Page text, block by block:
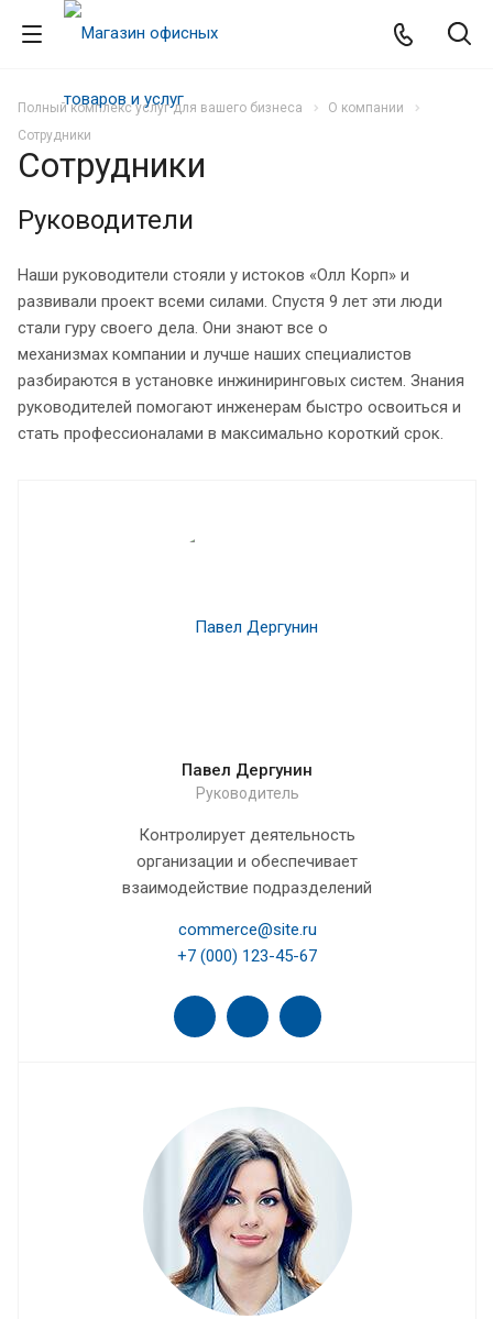
Полный комплекс услуг для вашего бизнеса
О компании
Сотрудники
Сотрудники
Руководители
Наши руководители стояли у истоков «Олл Корп» и
развивали проект всеми силами. Спустя 9 лет эти люди
стали гуру своего дела. Они знают все о
механизмах компании и лучше наших специалистов
разбираются в установке инжиниринговых систем. Знания
руководителей помогают инженерам быстро освоиться и
стать профессионалами в максимально короткий срок.
Павел Дергунин
Руководитель
Контролирует деятельность
организации и обеспечивает
взаимодействие подразделений
commerce@site.ru
+7 (000) 123-45-67